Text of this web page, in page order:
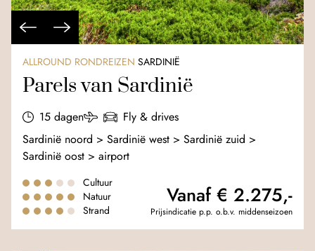
ALLROUND RONDREIZEN SARDINIË
Parels van Sardinië
15 dagen
Fly & drives
Sardinië noord > Sardinië west > Sardinië zuid >
Sardinië oost > airport
Cultuur
Natuur
Strand
Vanaf € 2.275,-
Prijsindicatie p.p. o.b.v. middenseizoen